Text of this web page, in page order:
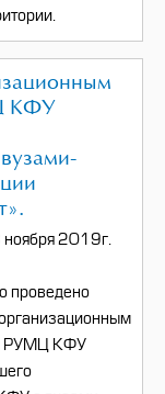
КФУ
2019г.
проведено
РУМЦ КФУ